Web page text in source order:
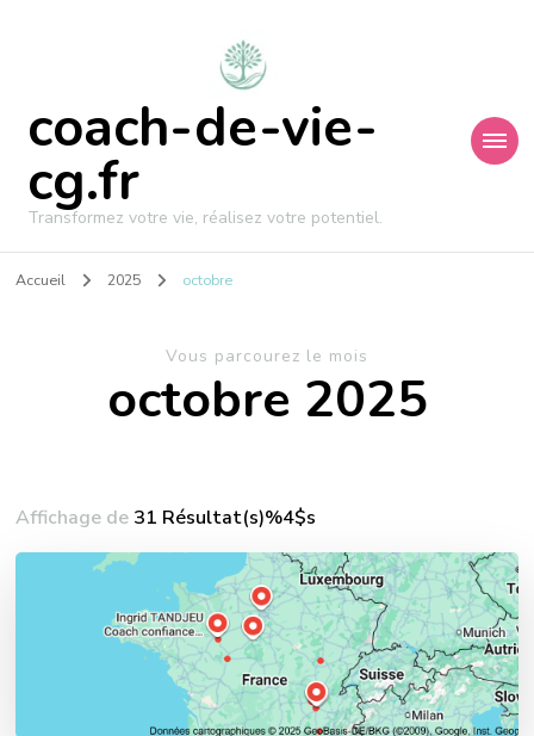
coach-de-vie-
cg.fr
Transformez votre vie, réalisez votre potentiel.
Accueil 2025 octobre
Vous parcourez le mois
octobre 2025
Affichage de 31 Résultat(s)%4$s